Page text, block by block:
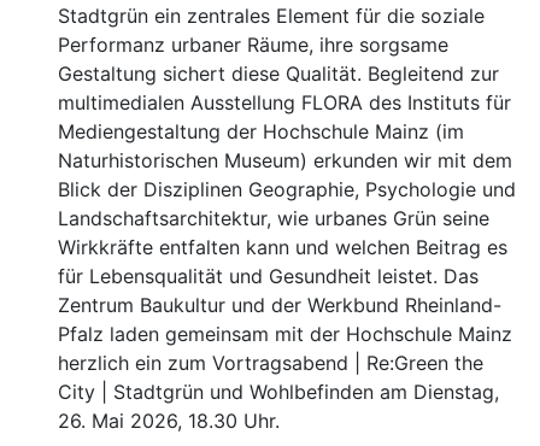
Stadtgrün ein zentrales Element für die soziale
Performanz urbaner Räume, ihre sorgsame
Gestaltung sichert diese Qualität. Begleitend zur
multimedialen Ausstellung FLORA des Instituts für
Mediengestaltung der Hochschule Mainz (im
Naturhistorischen Museum) erkunden wir mit dem
Blick der Disziplinen Geographie, Psychologie und
Landschaftsarchitektur, wie urbanes Grün seine
Wirkkräfte entfalten kann und welchen Beitrag es
für Lebensqualität und Gesundheit leistet. Das
Zentrum Baukultur und der Werkbund Rheinland-
Pfalz laden gemeinsam mit der Hochschule Mainz
herzlich ein zum Vortragsabend | Re:Green the
City | Stadtgrün und Wohlbefinden am Dienstag,
26. Mai 2026, 18.30 Uhr.